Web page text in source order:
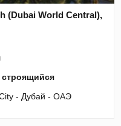
(Dubai World Central),
строящийся
- Дубай - ОАЭ